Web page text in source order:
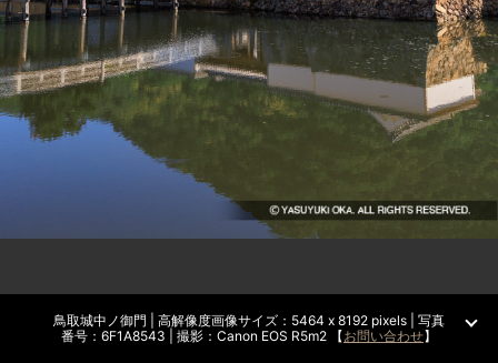
鳥取城中ノ御門 | 高解像度画像サイズ：5464 x 8192 pixels | 写真
番号：6F1A8543 | 撮影：Canon EOS R5m2 【お問い合わせ】